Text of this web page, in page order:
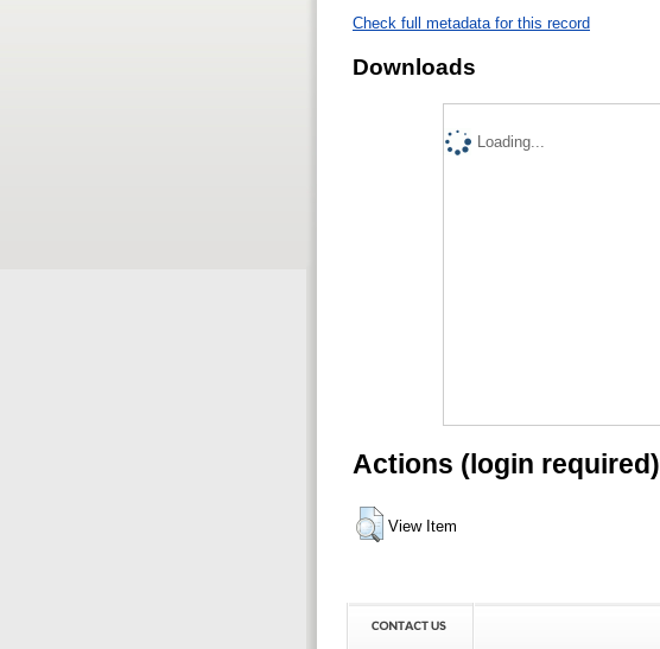
Check full metadata for this record
Downloads
Loading...
Actions (login required)
View Item